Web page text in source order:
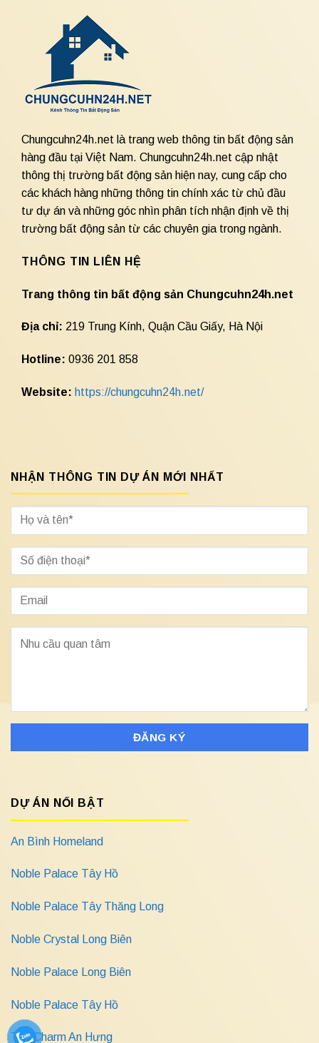
Chungcuhn24h.net là trang web thông tin bất động sản
hàng đầu tại Việt Nam. Chungcuhn24h.net cập nhật
thông thị trường bất động sản hiện nay, cung cấp cho
các khách hàng những thông tin chính xác từ chủ đầu
tư dự án và những góc nhìn phân tích nhận định về thị
trường bất động sản từ các chuyên gia trong ngành.
THÔNG TIN LIÊN HỆ
Trang thông tin bất động sản Chungcuhn24h.net
Địa chỉ: 219 Trung Kính, Quận Cầu Giấy, Hà Nội
Hotline: 0936 201 858
Website: https://chungcuhn24h.net/
NHẬN THÔNG TIN DỰ ÁN MỚI NHẤT
DỰ ÁN NỔI BẬT
An Bình Homeland
Noble Palace Tây Hồ
Noble Palace Tây Thăng Long
Noble Crystal Long Biên
Noble Palace Long Biên
Noble Palace Tây Hồ
The Charm An Hưng